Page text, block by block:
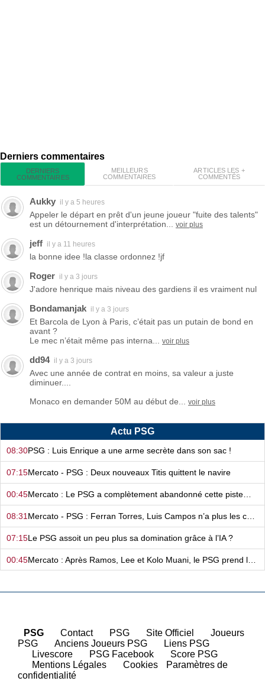
Derniers commentaires
DERNIERS
COMMENTAIRES
MEILLEURS
COMMENTAIRES
ARTICLES LES +
COMMENTÉS
Aukky il y a 5 heures
Appeler le départ en prêt d'un jeune joueur "fuite des talents"
est un détournement d'interprétation...
voir plus
jeff il y a 11 heures
la bonne idee !la classe ordonnez !jf
Roger il y a 3 jours
J'adore henrique mais niveau des gardiens il es vraiment nul
Bondamanjak il y a 3 jours
Et Barcola de Lyon à Paris, c’était pas un putain de bond en
avant ?
Le mec n’était même pas interna...
voir plus
dd94 il y a 3 jours
Avec une année de contrat en moins, sa valeur a juste
diminuer....
Monaco en demander 50M au début de...
voir plus
Actu PSG
08:30PSG : Luis Enrique a une arme secrète dans son sac !
07:15Mercato - PSG : Deux nouveaux Titis quittent le navire
00:45Mercato : Le PSG a complètement abandonné cette piste…
08:31
07:15Le PSG assoit un peu plus sa domination grâce à l’IA ?
00:45
08:30Mercato : Le PSG fait fausse route avec cette pépite ?
PSG Contact PSG Site Officiel
Joueurs
PSG
Anciens Joueurs PSG
Liens PSG
Livescore PSG Facebook
Score PSG
Mentions Légales Cookies
Paramètres de
confidentialité